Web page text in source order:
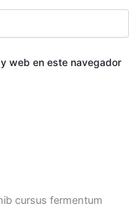
web en este navegador
cursus fermentum